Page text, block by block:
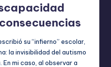
su “infierno” escolar,
la invisibilidad del autismo
mi caso, al observar a